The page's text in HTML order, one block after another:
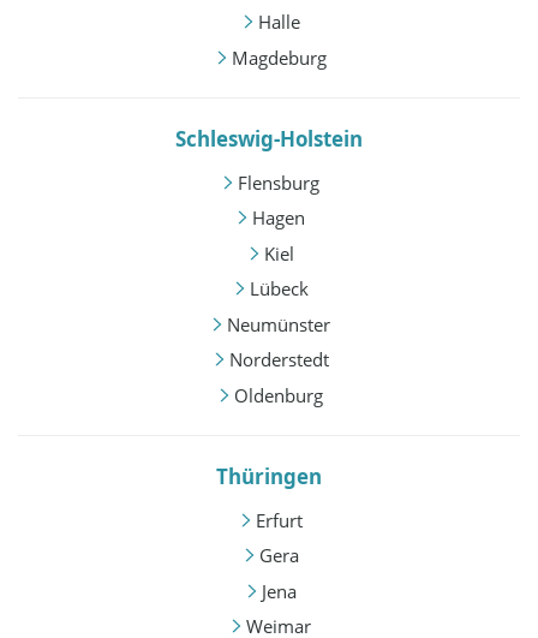
Halle
Magdeburg
Schleswig-Holstein
Flensburg
Hagen
Kiel
Lübeck
Neumünster
Norderstedt
Oldenburg
Thüringen
Erfurt
Gera
Jena
Weimar